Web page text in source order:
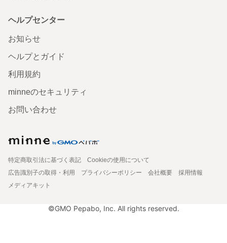
ヘルプセンター
お知らせ
ヘルプとガイド
利用規約
minneのセキュリティ
お問い合わせ
特定商取引法に基づく表記
Cookieの使用について
広告識別子の取得・利用
プライバシーポリシー 会社概要
採用情報
メディアキット
©GMO Pepabo, Inc. All rights reserved.